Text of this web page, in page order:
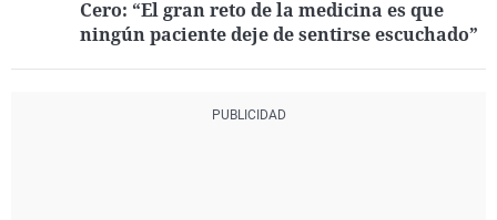
Cero: “El gran reto de la medicina es que
ningún paciente deje de sentirse escuchado”